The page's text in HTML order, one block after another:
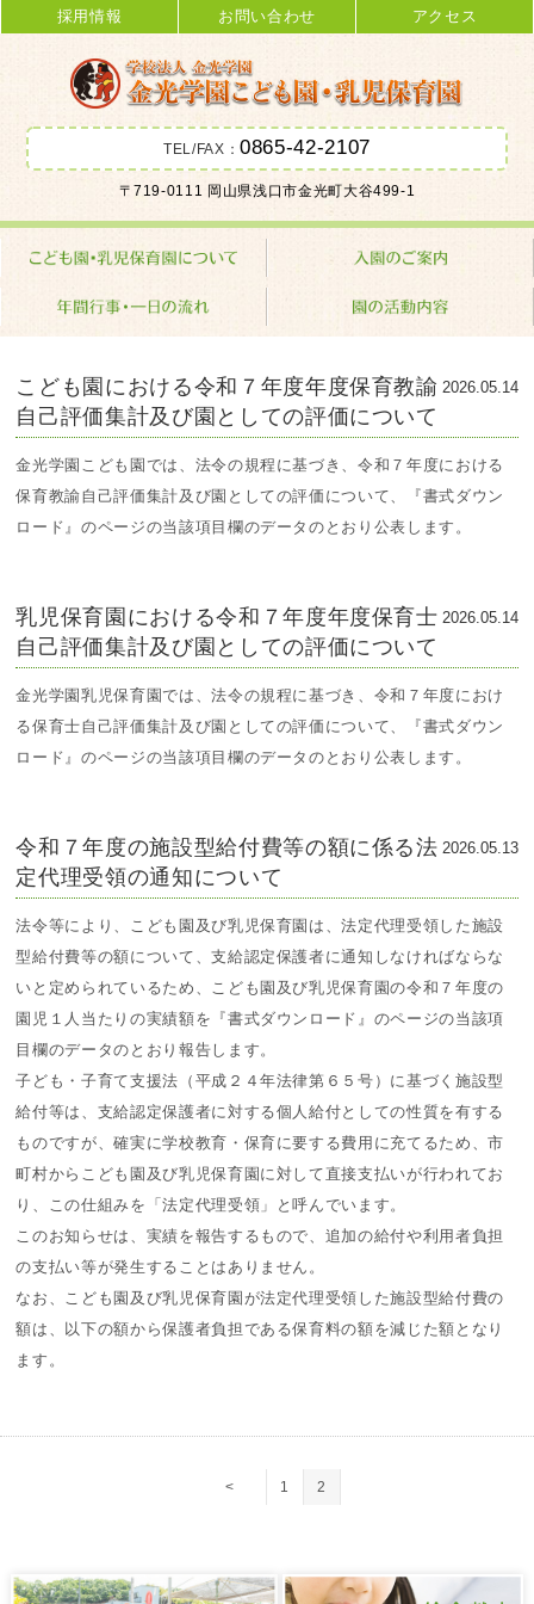
金光学園こども園･乳児保育園 学校
法人 金光学園
採用情報 お問い合わせ アクセス
TEL/FAX：0865-42-2107
〒719-0111 岡山県浅口市金光町大谷499-1
2026.05.14
こども園における令和７年度年度保育教諭
自己評価集計及び園としての評価について
金光学園こども園では、法令の規程に基づき、令和７年度における
保育教諭自己評価集計及び園としての評価について、『書式ダウン
ロード』のページの当該項目欄のデータのとおり公表します。
2026.05.14
乳児保育園における令和７年度年度保育士
自己評価集計及び園としての評価について
金光学園乳児保育園では、法令の規程に基づき、令和７年度におけ
る保育士自己評価集計及び園としての評価について、『書式ダウン
ロード』のページの当該項目欄のデータのとおり公表します。
2026.05.13
令和７年度の施設型給付費等の額に係る法
定代理受領の通知について
法令等により、こども園及び乳児保育園は、法定代理受領した施設
型給付費等の額について、支給認定保護者に通知しなければならな
いと定められているため、こども園及び乳児保育園の令和７年度の
園児１人当たりの実績額を『書式ダウンロード』のページの当該項
目欄のデータのとおり報告します。
子ども・子育て支援法（平成２４年法律第６５号）に基づく施設型
給付等は、支給認定保護者に対する個人給付としての性質を有する
ものですが、確実に学校教育・保育に要する費用に充てるため、市
町村からこども園及び乳児保育園に対して直接支払いが行われてお
り、この仕組みを「法定代理受領」と呼んでいます。
このお知らせは、実績を報告するもので、追加の給付や利用者負担
の支払い等が発生することはありません。
なお、こども園及び乳児保育園が法定代理受領した施設型給付費の
額は、以下の額から保護者負担である保育料の額を減じた額となり
ます。
< 1 2